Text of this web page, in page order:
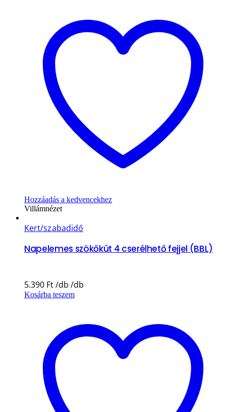
Hozzáadás a kedvencekhez
Villámnézet
Kert/szabadidő
Napelemes szökőkút 4 cserélhető fejjel (BBL)
5.390 Ft
Kosárba teszem